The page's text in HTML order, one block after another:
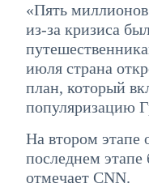
«Пять миллионов
из-за кризиса
июля страна
план, который
популяризацию
На втором этапе
последнем
отмечает CNN.